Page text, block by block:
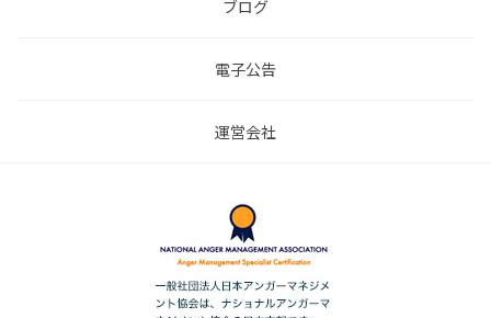
ブログ
電子公告
運営会社